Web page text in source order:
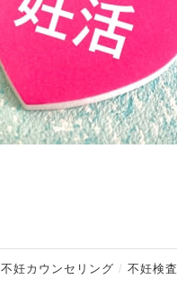
不妊カウンセリング 不妊検査